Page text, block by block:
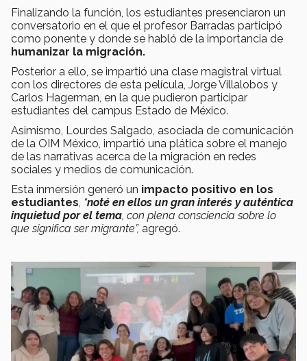
Finalizando la función, los estudiantes presenciaron un
conversatorio en el que el profesor Barradas participó
como ponente y donde se habló de la importancia de
humanizar la migración.
Posterior a ello, se impartió una clase magistral virtual
con los directores de esta película, Jorge Villalobos y
Carlos Hagerman, en la que pudieron participar
estudiantes del campus Estado de México.
Asimismo, Lourdes Salgado, asociada de comunicación
de la OIM México, impartió una plática sobre el manejo
de las narrativas acerca de la migración en redes
sociales y medios de comunicación.
Esta inmersión generó un impacto positivo en los
estudiantes “noté en ellos un gran interés y auténtica
inquietud por el tema , con plena consciencia sobre lo
que significa ser migrante”, agregó.